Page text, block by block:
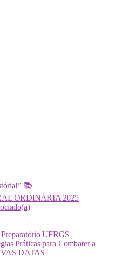
📚
ORDINÁRIA 2025
UFRGS
Práticas para Combater a
DATAS